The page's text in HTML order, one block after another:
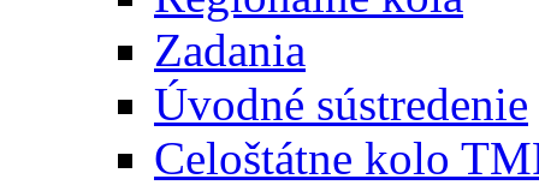
Zadania
Úvodné sústredenie
Celoštátne kolo